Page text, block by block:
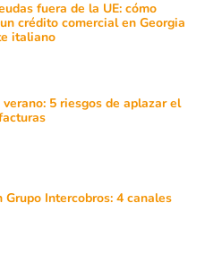
fuera de la UE: cómo
crédito comercial en Georgia
italiano
5 riesgos de aplazar el
Grupo Intercobros: 4 canales